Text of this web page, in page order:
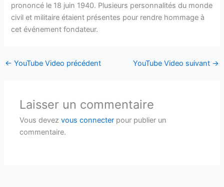
prononcé le 18 juin 1940. Plusieurs personnalités du monde
civil et militaire étaient présentes pour rendre hommage à
cet événement fondateur.
← YouTube Video précédent YouTube Video suivant →
Laisser un commentaire
Vous devezvous connecter pour publier un
commentaire.